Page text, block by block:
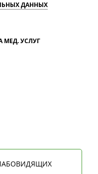
ДАННЫХ